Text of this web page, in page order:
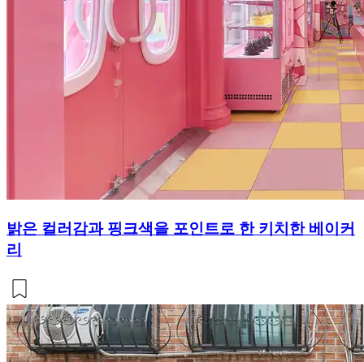
밝은 컬러감과 핑크색을 포인트로 한 키치한 베이커
리